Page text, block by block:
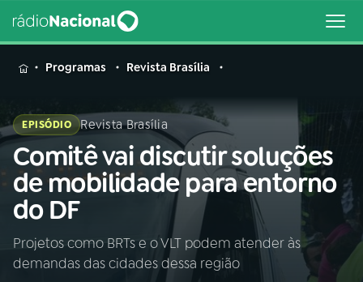
MENU
Buscar
na
Rádio
Nacional
Buscar
AO VIVO
Programas Revista Brasília
EPISÓDIO Revista Brasília
Comitê vai discutir soluções
de mobilidade para entorno
do DF
Projetos como BRTs e o VLT podem atender às
demandas das cidades dessa região